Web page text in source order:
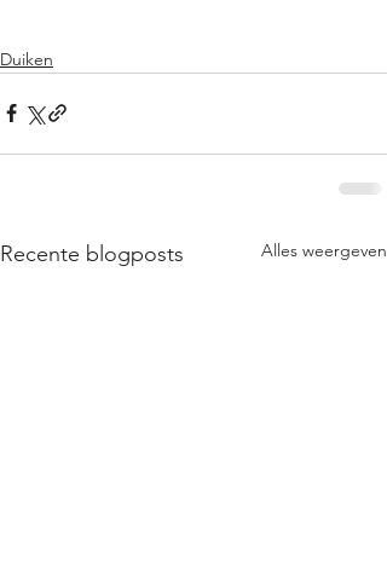
Duiken
Recente blogposts Alles weergeven